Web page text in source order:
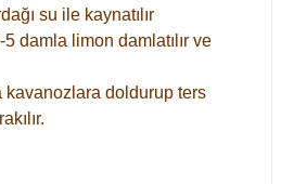
su ile kaynatılır
damla limon damlatılır ve
kavanozlara doldurup ters